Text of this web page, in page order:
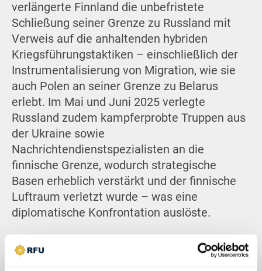
verlängerte Finnland die unbefristete
Schließung seiner Grenze zu Russland mit
Verweis auf die anhaltenden hybriden
Kriegsführungstaktiken – einschließlich der
Instrumentalisierung von Migration, wie sie
auch Polen an seiner Grenze zu Belarus
erlebt. Im Mai und Juni 2025 verlegte
Russland zudem kampferprobte Truppen aus
der Ukraine sowie
Nachrichtendienstspezialisten an die
finnische Grenze, wodurch strategische
Basen erheblich verstärkt und der finnische
Luftraum verletzt wurde – was eine
diplomatische Konfrontation auslöste.